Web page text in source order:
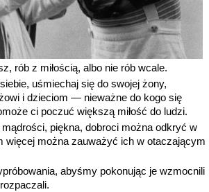
rób z miłością, albo nie rób wcale.
uśmiechaj się do swojej żony,
i dzieciom — nieważne do kogo się
ci poczuć większą miłość do ludzi.
mądrości, piękna, dobroci można odkryć w
więcej można zauważyć ich w otaczającym
abyśmy pokonując je wzmocnili